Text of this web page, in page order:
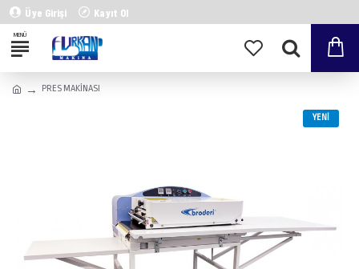
Üye Girişi Kayıt Ol
PRES MAKİNASI
YENI